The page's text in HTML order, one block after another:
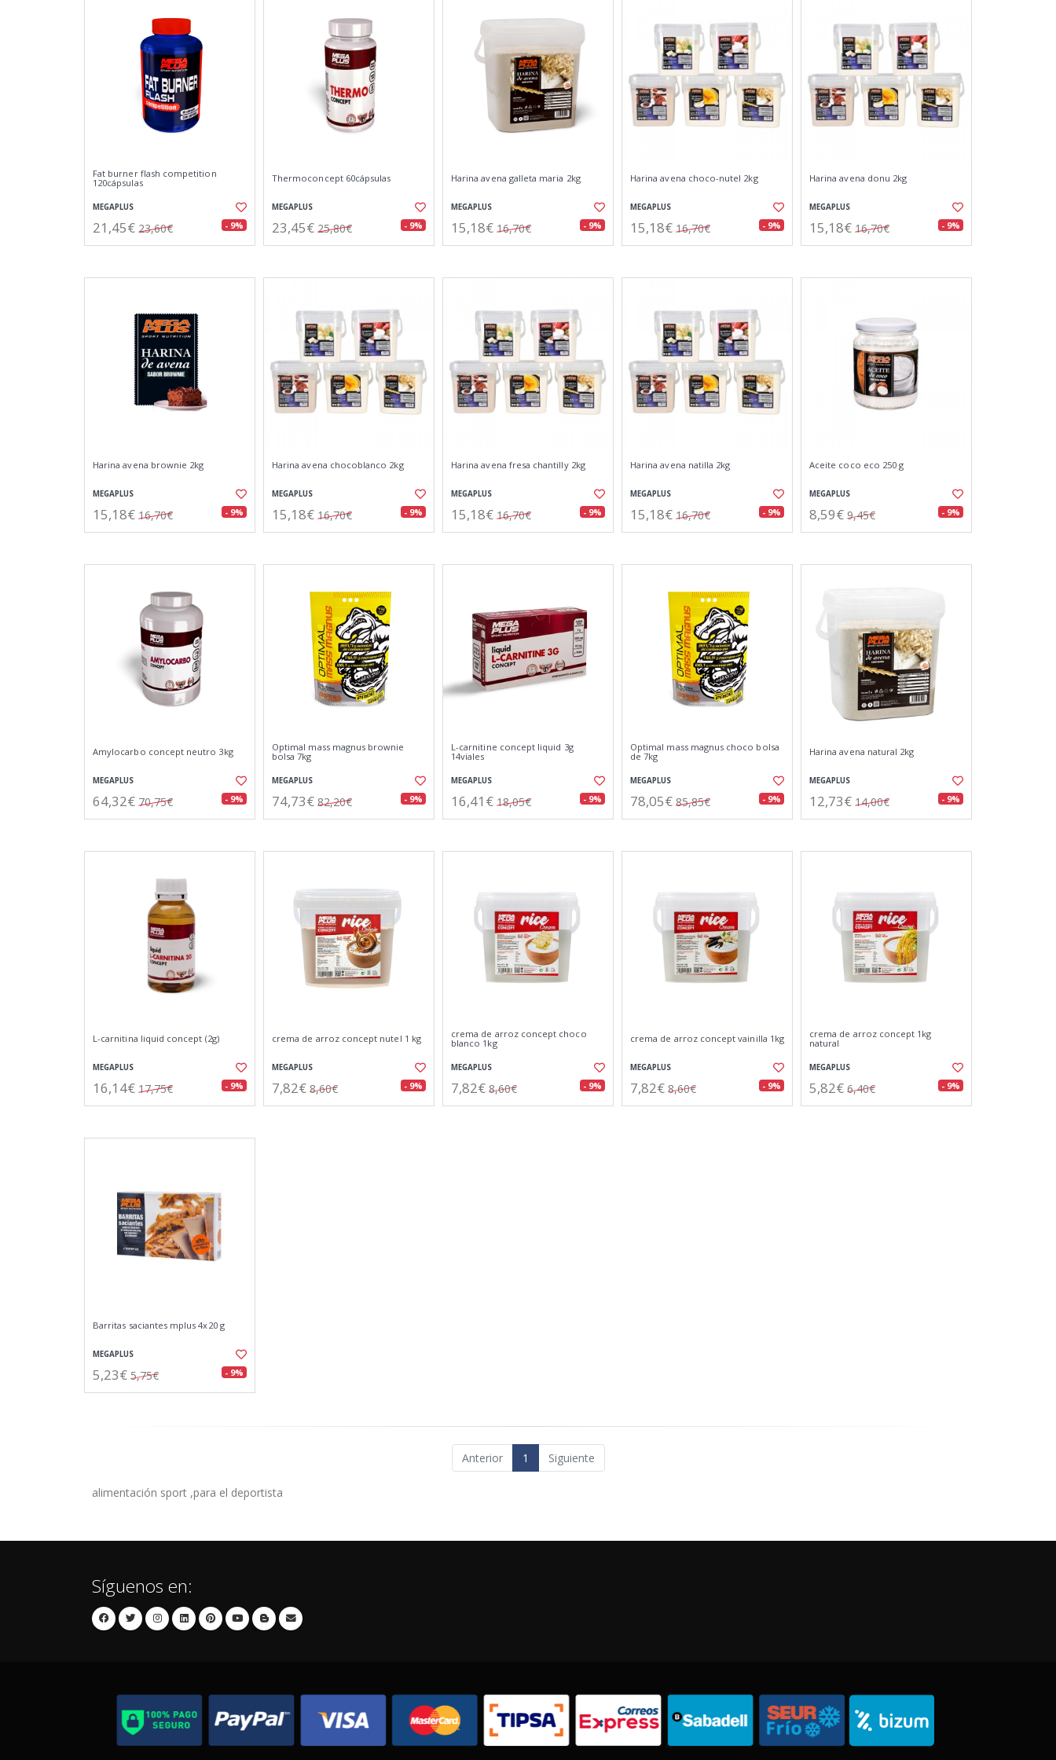
Fat burner flash competition
120cápsulas
MEGAPLUS
21,45€ 23,60€ - 9%
Thermoconcept 60cápsulas
MEGAPLUS
23,45€ 25,80€ - 9%
Harina avena galleta maria 2kg
MEGAPLUS
15,18€ 16,70€ - 9%
Harina avena choco-nutel 2kg
MEGAPLUS
15,18€ 16,70€ - 9%
Harina avena donu 2kg
MEGAPLUS
15,18€ 16,70€ - 9%
Harina avena brownie 2kg
MEGAPLUS
15,18€ 16,70€ - 9%
Harina avena chocoblanco 2kg
MEGAPLUS
15,18€ 16,70€ - 9%
Harina avena fresa chantilly 2kg
MEGAPLUS
15,18€ 16,70€ - 9%
Harina avena natilla 2kg
MEGAPLUS
15,18€ 16,70€ - 9%
Aceite coco eco 250 g
MEGAPLUS
8,59€ 9,45€ - 9%
Amylocarbo concept neutro 3kg
MEGAPLUS
64,32€ 70,75€ - 9%
Optimal mass magnus brownie
bolsa 7kg
MEGAPLUS
74,73€ 82,20€ - 9%
L-carnitine concept liquid 3g
14viales
MEGAPLUS
16,41€ 18,05€ - 9%
Optimal mass magnus choco bolsa
de 7kg
MEGAPLUS
78,05€ 85,85€ - 9%
Harina avena natural 2kg
MEGAPLUS
12,73€ 14,00€ - 9%
L-carnitina liquid concept (2g)
MEGAPLUS
16,14€ 17,75€ - 9%
crema de arroz concept nutel 1 kg
MEGAPLUS
7,82€ 8,60€ - 9%
crema de arroz concept choco
blanco 1kg
MEGAPLUS
7,82€ 8,60€ - 9%
crema de arroz concept vainilla 1kg
MEGAPLUS
7,82€ 8,60€ - 9%
crema de arroz concept 1kg
natural
MEGAPLUS
5,82€ 6,40€ - 9%
Barritas saciantes mplus 4x20 g
MEGAPLUS
5,23€ 5,75€ - 9%
Anterior 1 Siguiente
alimentación sport ,para el deportista
Síguenos en: